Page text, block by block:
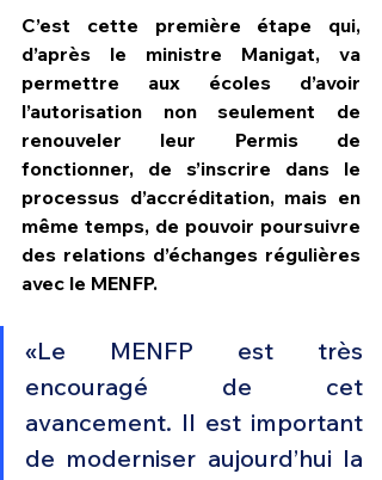
C’est cette première étape qui,
d’après le ministre Manigat, va
permettre aux écoles d’avoir
l’autorisation non seulement de
renouveler leur Permis de
fonctionner, de s’inscrire dans le
processus d’accréditation, mais en
même temps, de pouvoir poursuivre
des relations d’échanges régulières
avec le MENFP.
«Le MENFP est très
encouragé de cet
avancement. Il est important
de moderniser aujourd’hui la